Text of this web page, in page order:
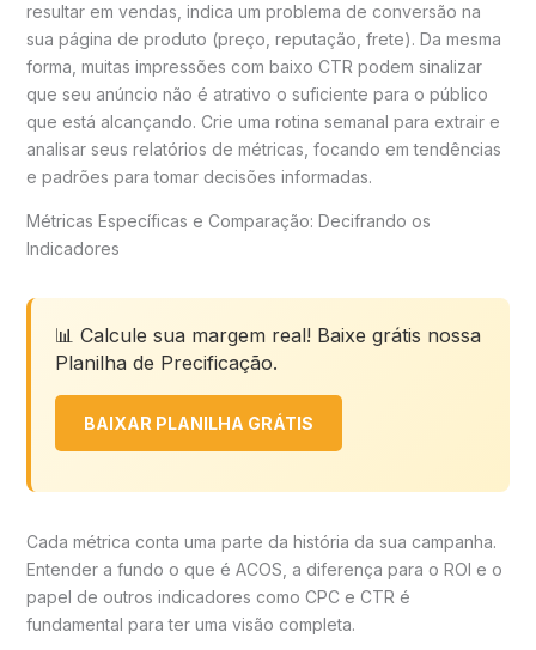
resultar em vendas, indica um problema de conversão na
sua página de produto (preço, reputação, frete). Da mesma
forma, muitas impressões com baixo CTR podem sinalizar
que seu anúncio não é atrativo o suficiente para o público
que está alcançando. Crie uma rotina semanal para extrair e
analisar seus relatórios de métricas, focando em tendências
e padrões para tomar decisões informadas.
Métricas Específicas e Comparação: Decifrando os
Indicadores
📊 Calcule sua margem real! Baixe grátis nossa
Planilha de Precificação.
BAIXAR PLANILHA GRÁTIS
Cada métrica conta uma parte da história da sua campanha.
Entender a fundo o que é ACOS, a diferença para o ROI e o
papel de outros indicadores como CPC e CTR é
fundamental para ter uma visão completa.